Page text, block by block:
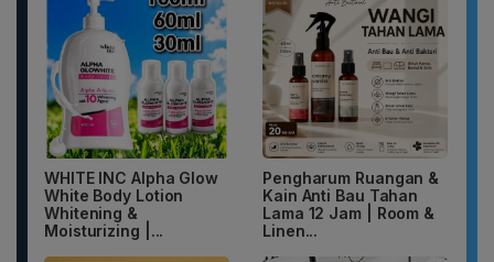
WHITE INC Alpha Glow
White Body Lotion
Whitening &
Moisturizing |...
Pengharum Ruangan &
Kain Anti Bau Tahan
Lama 12 Jam | Room &
Linen...